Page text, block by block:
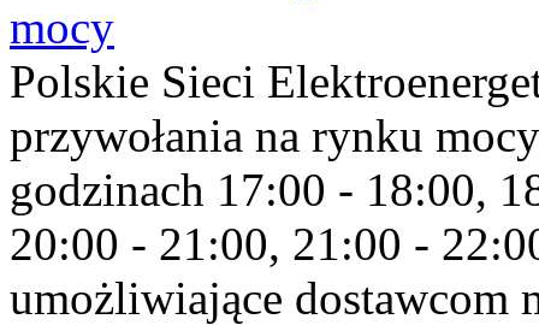
mocy
Polskie Sieci
przywołania na rynku
godzinach 17:00 - 18:00,
20:00 - 21:00, 21:00 -
umożliwiające dostawcom